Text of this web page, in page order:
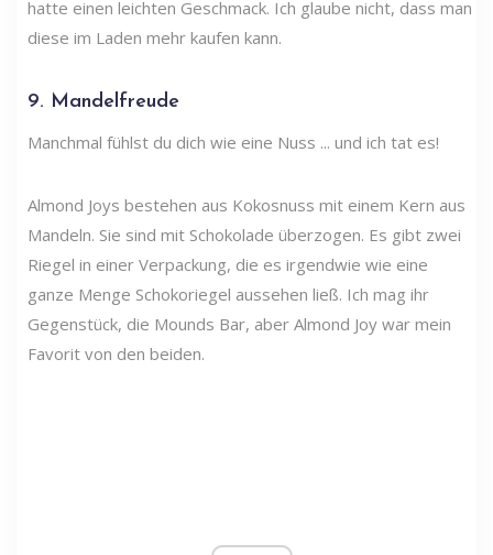
hatte einen leichten Geschmack. Ich glaube nicht, dass man
diese im Laden mehr kaufen kann.
9. Mandelfreude
Manchmal fühlst du dich wie eine Nuss ... und ich tat es!
Almond Joys bestehen aus Kokosnuss mit einem Kern aus
Mandeln. Sie sind mit Schokolade überzogen. Es gibt zwei
Riegel in einer Verpackung, die es irgendwie wie eine
ganze Menge Schokoriegel aussehen ließ. Ich mag ihr
Gegenstück, die Mounds Bar, aber Almond Joy war mein
Favorit von den beiden.